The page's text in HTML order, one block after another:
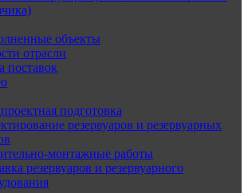
объекты
отрасли
поставок
подготовка
резервуаров и резервуарных
монтажные работы
резервуаров и резервуарного